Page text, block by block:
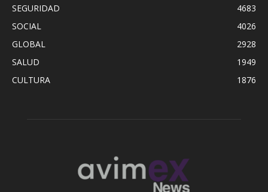
SEGURIDAD
4683
SOCIAL
4026
GLOBAL
2928
SALUD
1949
CULTURA
1876